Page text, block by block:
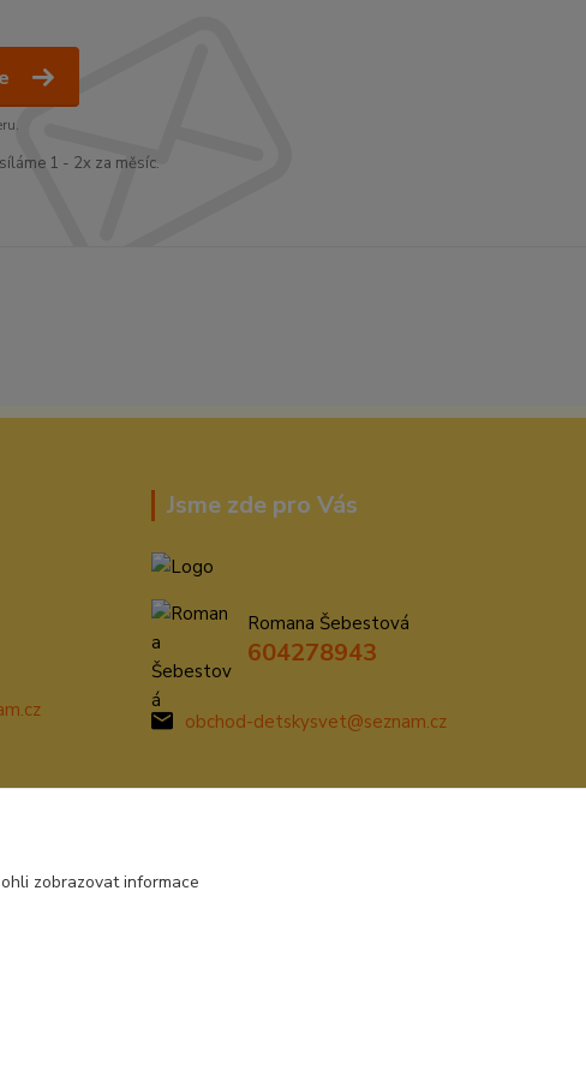
1 - 2x za měsíc.
Jsme zde pro Vás
Romana Šebestová
604278943
obchod-detskysvet@seznam.cz
zobrazovat informace